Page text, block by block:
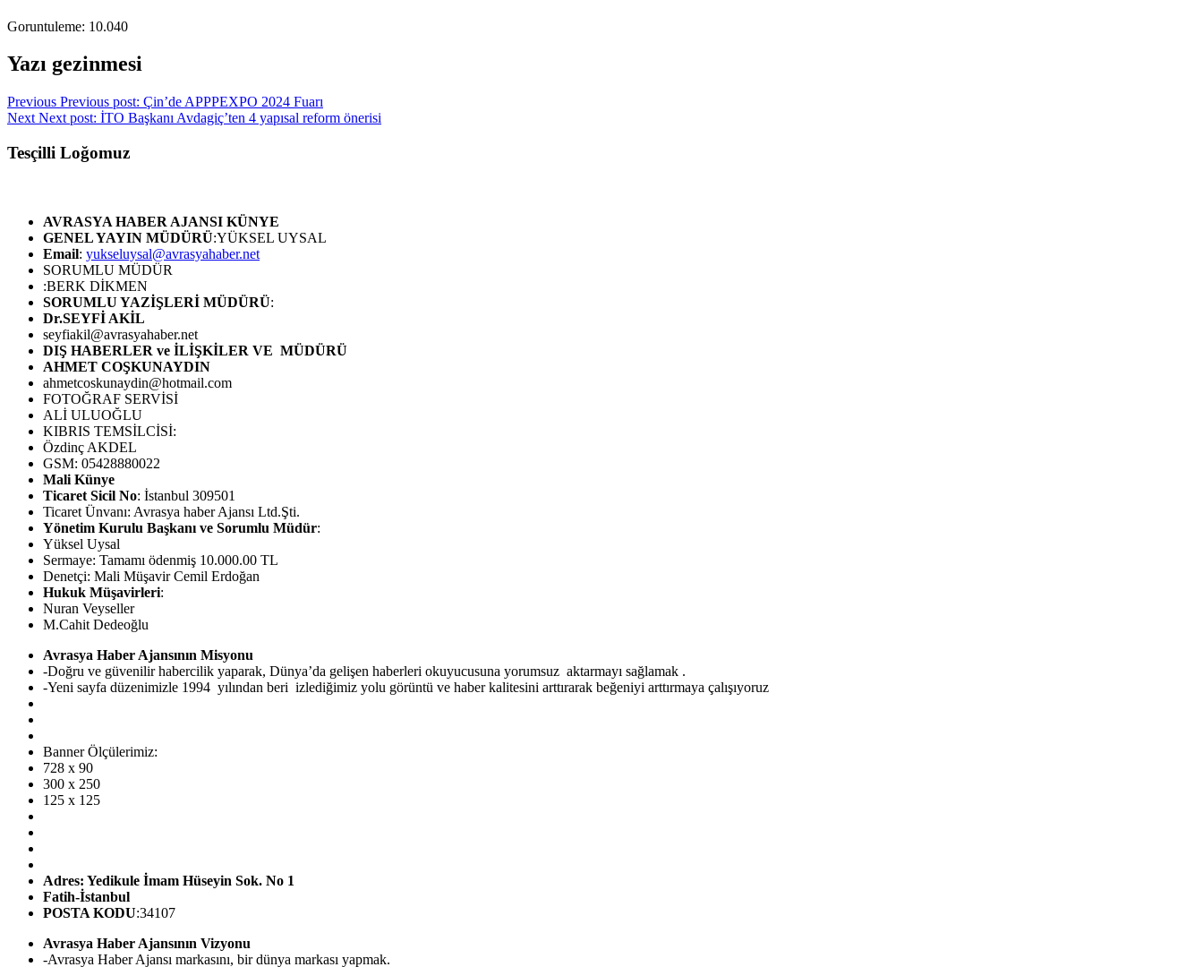
Goruntuleme: 10.040
Yazı gezinmesi
Previous Previous post: Çin’de APPPEXPO 2024 Fuarı
Next Next post: İTO Başkanı Avdagiç’ten 4 yapısal reform önerisi
Tesçilli Loğomuz
AVRASYA HABER AJANSI KÜNYE
GENEL YAYIN MÜDÜRÜ:YÜKSEL UYSAL
Email: yukseluysal@avrasyahaber.net
SORUMLU MÜDÜR
:BERK DİKMEN
SORUMLU YAZİŞLERİ MÜDÜRÜ:
Dr.SEYFİ AKİL
seyfiakil@avrasyahaber.net
DIŞ HABERLER ve İLİŞKİLER VE MÜDÜRÜ
AHMET COŞKUNAYDIN
ahmetcoskunaydin@hotmail.com
FOTOĞRAF SERVİSİ
ALİ ULUOĞLU
KIBRIS TEMSİLCİSİ:
Özdinç AKDEL
GSM: 05428880022
Mali Künye
Ticaret Sicil No: İstanbul 309501
Ticaret Ünvanı: Avrasya haber Ajansı Ltd.Şti.
Yönetim Kurulu Başkanı ve Sorumlu Müdür:
Yüksel Uysal
Sermaye: Tamamı ödenmiş 10.000.00 TL
Denetçi: Mali Müşavir Cemil Erdoğan
Hukuk Müşavirleri:
Nuran Veyseller
M.Cahit Dedeoğlu
Avrasya Haber Ajansının Misyonu
-Doğru ve güvenilir habercilik yaparak, Dünya’da gelişen haberleri okuyucusuna yorumsuz aktarmayı sağlamak .
-Yeni sayfa düzenimizle 1994 yılından beri izlediğimiz yolu görüntü ve haber kalitesini arttırarak beğeniyi arttırmaya çalışıyoruz
Banner Ölçülerimiz:
728 x 90
300 x 250
125 x 125
Adres: Yedikule İmam Hüseyin Sok. No 1
Fatih-İstanbul
POSTA KODU:34107
Avrasya Haber Ajansının Vizyonu
-Avrasya Haber Ajansı markasını, bir dünya markası yapmak.